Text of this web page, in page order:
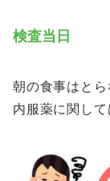
検査当日
朝の食事はと
内服薬に関し